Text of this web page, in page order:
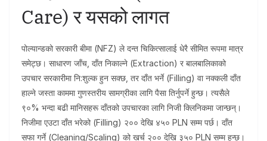
Care) र यसको लागत
पोल्यान्डको सरकारी बीमा (NFZ) ले दन्त चिकित्सालाई धेरै सीमित रूपमा मात्र
समेट्छ। साधारण जाँच, दाँत निकाल्ने (Extraction) र बालबालिकाको
उपचार सरकारीमा नि:शुल्क हुन सक्छ, तर दाँत भर्ने (Filling) वा नक्कली दाँत
हाल्ने जस्ता काममा गुणस्तरीय सामग्रीका लागि पैसा तिर्नुपर्ने हुन्छ। त्यसैले
९०% भन्दा बढी मानिसहरू दाँतको उपचारका लागि निजी क्लिनिकमा जान्छन्।
निजीमा एउटा दाँत भरेको (Filling) २०० देखि ४५० PLN सम्म पर्छ। दाँत
सफा गर्ने (Cleaning/Scaling) को खर्च २०० देखि ३५० PLN सम्म हुन्छ।